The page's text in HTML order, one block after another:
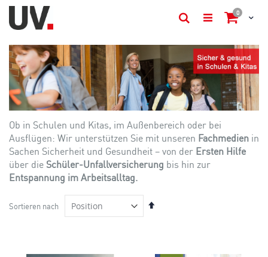
Cart
0items
Suche
Ob in Schulen und Kitas, im Außenbereich oder bei
Ausflügen: Wir unterstützen Sie mit unseren Fachmedien in
Sachen Sicherheit und Gesundheit – von der Ersten Hilfe
über die Schüler-Unfallversicherung bis hin zur
Entspannung im Arbeitsalltag.
Sortieren nach
In